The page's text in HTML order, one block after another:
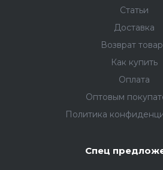
Статьи
Доставка
Возврат
Как купить
Оплата
Оптовым
Политика
Спец